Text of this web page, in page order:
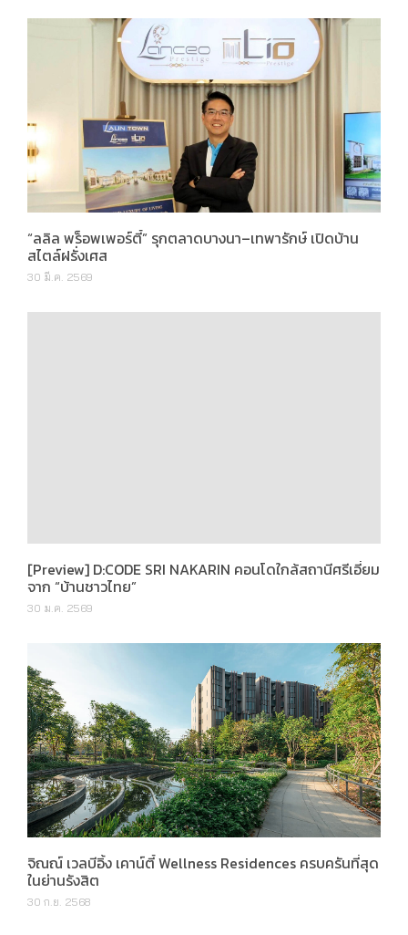
“ลลิล พร็อพเพอร์ตี้” รุกตลาดบางนา–เทพารักษ์ เปิดบ้าน
สไตล์ฝรั่งเศส
30 มี.ค. 2569
[Preview] D:CODE SRI NAKARIN คอนโดใกล้สถานีศรีเอี่ยม
จาก “บ้านชาวไทย”
30 ม.ค. 2569
จิณณ์ เวลบีอิ้ง เคาน์ตี้ Wellness Residences ครบครันที่สุด
ในย่านรังสิต
30 ก.ย. 2568